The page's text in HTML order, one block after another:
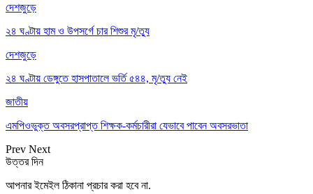
দেশজুড়ে
২৪ ঘণ্টায় হাম ও উপসর্গে চার শিশুর মৃ/ত্যু
দেশজুড়ে
২৪ ঘণ্টায় ডেঙ্গুতে হাসপাতালে ভর্তি ৫৪৪, মৃ/ত্যু নেই
জাতীয়
এমপিওভুক্ত অবসরপ্রাপ্ত শিক্ষক-কর্মচারীরা যেভাবে পাবেন অবসরভাতা
Prev Next
উত্তর দিন
আপনার ইমেইল ঠিকানা প্রচার করা হবে না.